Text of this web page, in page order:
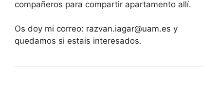
compañeros para compartir apartamento allí.
Os doy mi correo: razvan.iagar@uam.es y
quedamos si estais interesados.